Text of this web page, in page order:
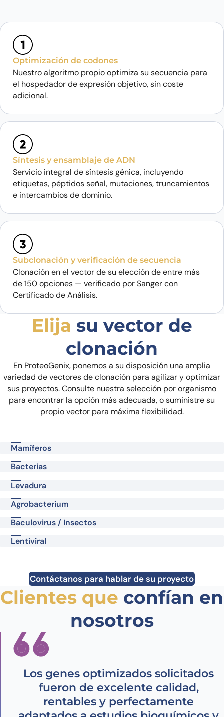
Optimización de codones
Nuestro algoritmo propio optimiza su secuencia para
el hospedador de expresión objetivo, sin coste
adicional.
Síntesis y ensamblaje de ADN
Servicio integral de síntesis génica, incluyendo
etiquetas, péptidos señal, mutaciones, truncamientos
e intercambios de dominio.
Subclonación y verificación de secuencia
Clonación en el vector de su elección de entre más
de 150 opciones — verificado por Sanger con
Certificado de Análisis.
Elija su vector de
clonación
En ProteoGenix, ponemos a su disposición una amplia
variedad de vectores de clonación para agilizar y optimizar
sus proyectos. Consulte nuestra selección por organismo
para encontrar la opción más adecuada, o suministre su
propio vector para máxima flexibilidad.
Mamíferos
Bacterias
Levadura
Agrobacterium
Baculovirus / Insectos
Lentiviral
Contáctanos para hablar de su proyecto
Clientes que confían en
nosotros
Los genes optimizados solicitados
fueron de excelente calidad,
rentables y perfectamente